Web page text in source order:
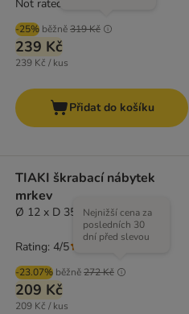
-25% běžně319 Kč
239 Kč
239 Kč / kus
Not rated
Přidat do košíku
TIAKI škrabací nábytek
mrkev
Ø 12 x D 35 cm
-23.07% běžně272 Kč
Nejnižší cena za
posledních 30
dní před slevou
209 Kč
209 Kč / kus
Rating: 4/5